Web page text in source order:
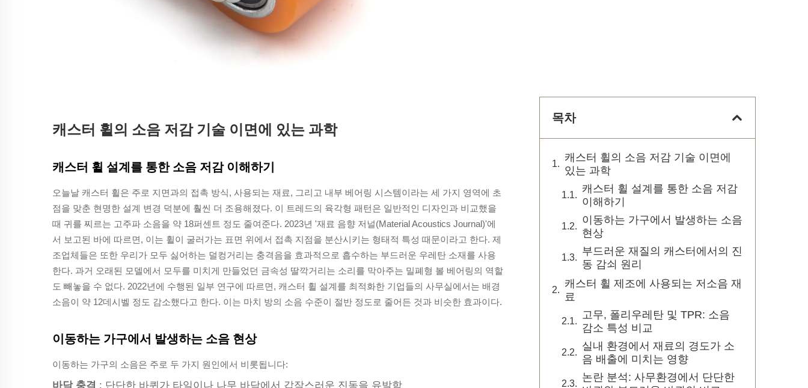
캐스터 휠의 소음 저감 기술 이면에 있는 과학
캐스터 휠 설계를 통한 소음 저감 이해하기
오늘날 캐스터 휠은 주로 지면과의 접촉 방식, 사용되는 재료, 그리고 내부 베어링 시스템이라는 세 가지 영역에 초
점을 맞춘 현명한 설계 변경 덕분에 훨씬 더 조용해졌다. 이 트레드의 육각형 패턴은 일반적인 디자인과 비교했을
때 귀를 찌르는 고주파 소음을 약 18퍼센트 정도 줄여준다. 2023년 '재료 음향 저널(Material Acoustics Journal)'에
서 보고된 바에 따르면, 이는 휠이 굴러가는 표면 위에서 접촉 지점을 분산시키는 형태적 특성 때문이라고 한다. 제
조업체들은 또한 우리가 모두 싫어하는 덜컹거리는 충격음을 효과적으로 흡수하는 부드러운 우레탄 소재를 사용
한다. 과거 오래된 모델에서 모두를 미치게 만들었던 금속성 딸깍거리는 소리를 막아주는 밀폐형 볼 베어링의 역할
도 빼놓을 수 없다. 2022년에 수행된 일부 연구에 따르면, 캐스터 휠 설계를 최적화한 기업들의 사무실에서는 배경
소음이 약 12데시벨 정도 감소했다고 한다. 이는 마치 방의 소음 수준이 절반 정도로 줄어든 것과 비슷한 효과이다.
이동하는 가구에서 발생하는 소음 현상
이동하는 가구의 소음은 주로 두 가지 원인에서 비롯됩니다:
바닥 충격 : 단단한 바퀴가 타일이나 나무 바닥에서 갑작스러운 진동을 유발함
목차
캐스터 휠의 소음 저감 기술 이면에
있는 과학
캐스터 휠 설계를 통한 소음 저감
이해하기
이동하는 가구에서 발생하는 소음
현상
부드러운 재질의 캐스터에서의 진
동 감쇠 원리
캐스터 휠 제조에 사용되는 저소음 재
료
고무, 폴리우레탄 및 TPR: 소음
감소 특성 비교
실내 환경에서 재료의 경도가 소
음 배출에 미치는 영향
논란 분석: 사무환경에서 단단한